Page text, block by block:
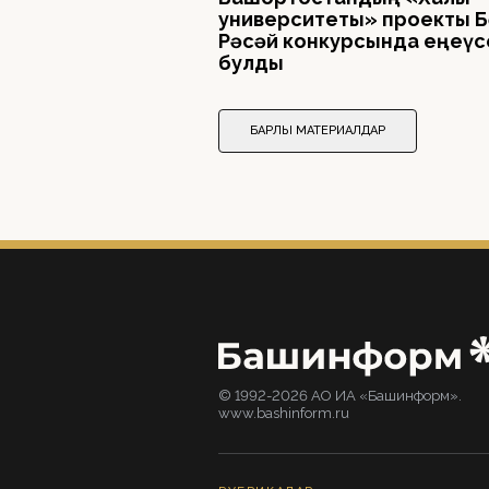
университеты» проекты
Рәсәй конкурсында
булды
БАРЛЫҠ МАТЕРИАЛДАР
© 1992-2026 АО ИА «Башинформ».
www.bashinform.ru